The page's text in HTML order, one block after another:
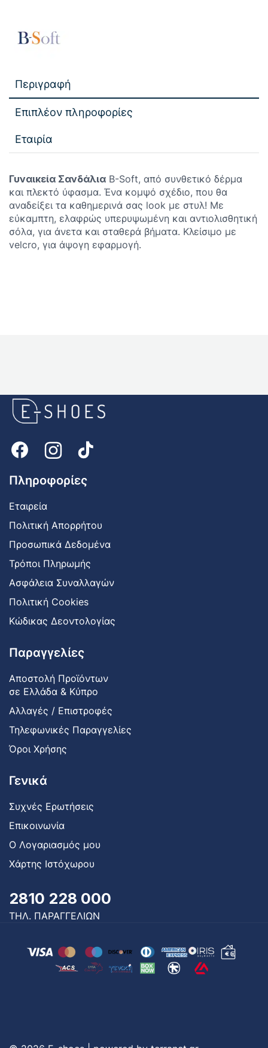
Περιγραφή
Επιπλέον πληροφορίες
Εταιρία
Γυναικεία Σανδάλια B-Soft, από συνθετικό δέρμα
και πλεκτό ύφασμα. Ένα κομψό σχέδιο, που θα
αναδείξει τα καθημερινά σας look με στυλ! Με
εύκαμπτη, ελαφρώς υπερυψωμένη και αντιολισθητική
σόλα, για άνετα και σταθερά βήματα. Κλείσιμο με
velcro, για άψογη εφαρμογή.
Πληροφορίες
Εταιρεία
Πολιτική Απορρήτου
Προσωπικά Δεδομένα
Τρόποι Πληρωμής
Ασφάλεια Συναλλαγών
Πολιτική Cookies
Κώδικας Δεοντολογίας
Παραγγελίες
Αποστολή Προϊόντων
σε Ελλάδα & Κύπρο
Αλλαγές / Επιστροφές
Τηλεφωνικές Παραγγελίες
Όροι Χρήσης
Γενικά
Συχνές Ερωτήσεις
Επικοινωνία
Ο Λογαριασμός μου
Χάρτης Ιστόχωρου
2810 228 000
ΤΗΛ. ΠΑΡΑΓΓΕΛΙΩΝ